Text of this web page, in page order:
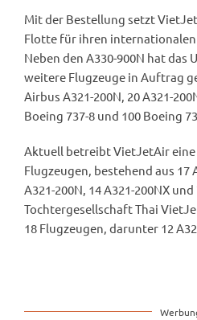
Mit der Bestellung setzt
Flotte für ihren
Neben den A330-900N hat das
weitere Flugzeuge in Auftrag
Airbus A321-200N, 20 A321-
Boeing 737-8 und 100 Boeing
Aktuell betreibt VietJetAir eine
Flugzeugen, bestehend aus 17
A321-200N, 14 A321-200NX
Tochtergesellschaft Thai
18 Flugzeugen, darunter 12